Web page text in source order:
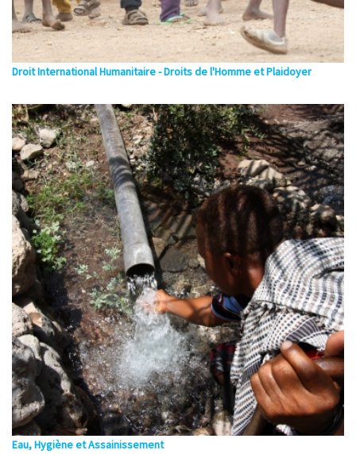
Droit International Humanitaire - Droits de l'Homme et Plaidoyer
Eau, Hygiène et Assainissement